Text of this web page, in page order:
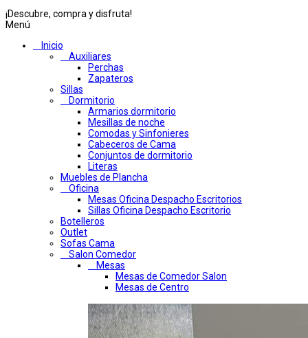
¡Descubre, compra y disfruta!
Menú
Inicio
Auxiliares
Perchas
Zapateros
Sillas
Dormitorio
Armarios dormitorio
Mesillas de noche
Comodas y Sinfonieres
Cabeceros de Cama
Conjuntos de dormitorio
Literas
Muebles de Plancha
Oficina
Mesas Oficina Despacho Escritorios
Sillas Oficina Despacho Escritorio
Botelleros
Outlet
Sofas Cama
Salon Comedor
Mesas
Mesas de Comedor Salon
Mesas de Centro